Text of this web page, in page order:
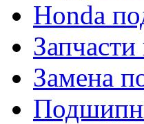
Honda
Замена